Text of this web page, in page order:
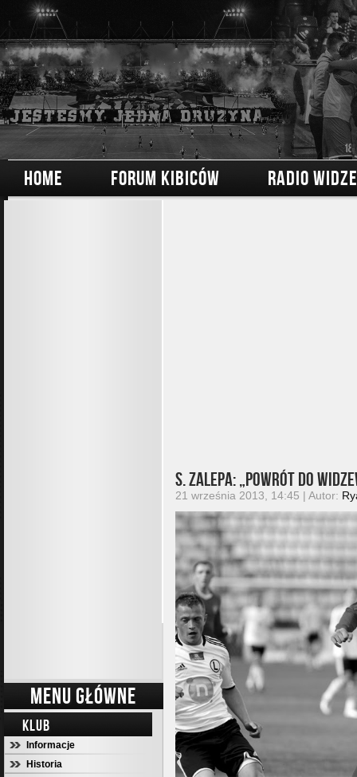
HOME FORUM KIBICÓW RADIO
MENU GŁÓWNE
KLUB
Informacje
Historia
S. Zalepa: „Powrót do
21 września 2013, 14:45 | Autor: